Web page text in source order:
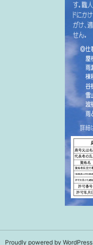
Proudly powered by WordPress